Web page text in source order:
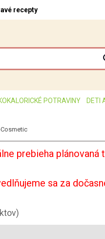
recepty
POTRAVINY DETI
prebieha plánovaná
sa za